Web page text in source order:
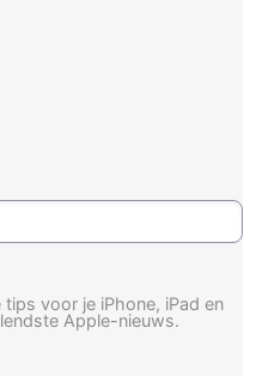
voor je iPhone, iPad en
Apple-nieuws.